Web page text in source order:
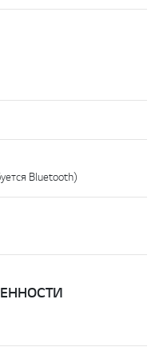
Bluetooth)